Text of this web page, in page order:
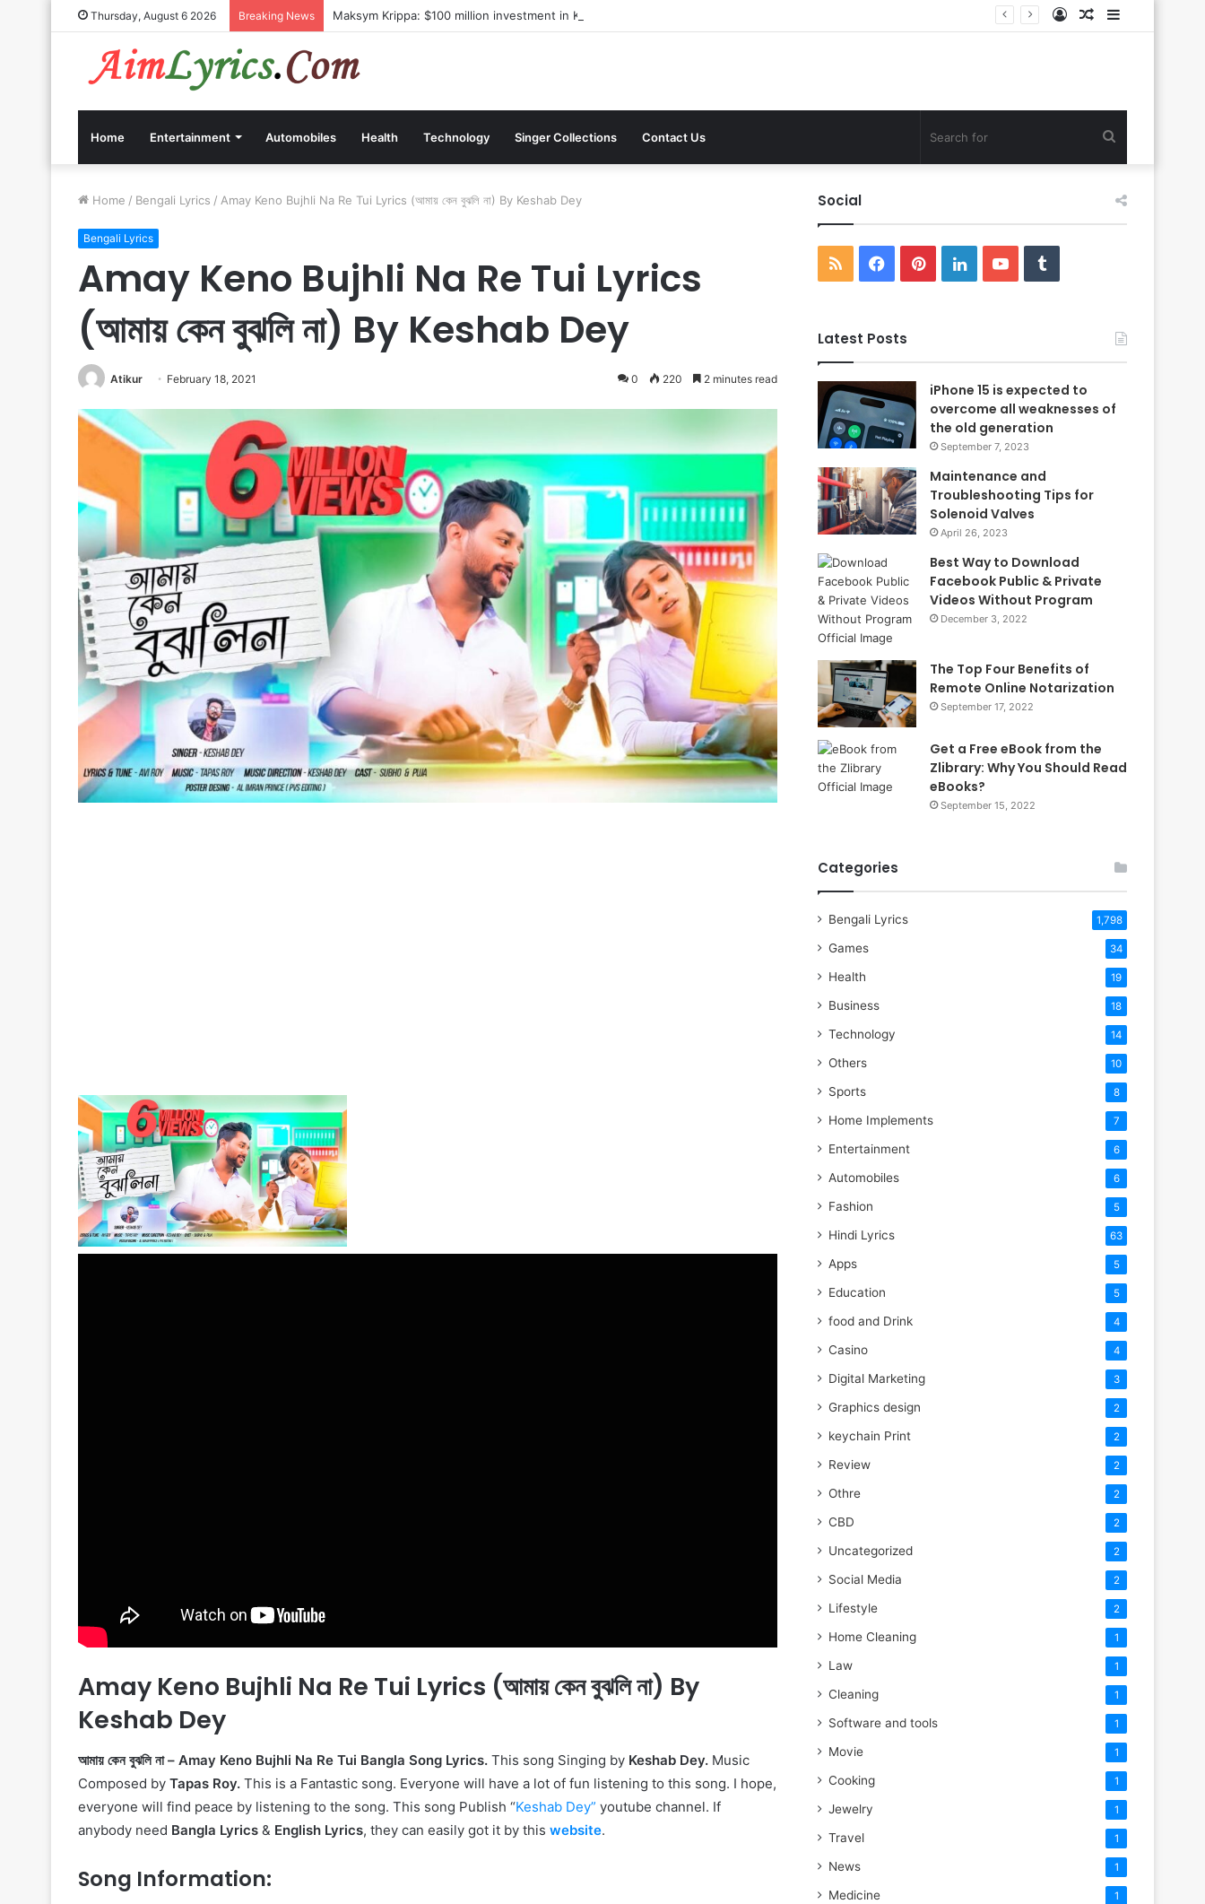
Thursday, August 6 2026 Breaking News Maksym Krippa: $100 million investment in Kyiv’s landmark properties Sidebar
Random
Log
Home Entertainment Automobiles Health Technology Singer Collections Contact Us
Home / Bengali Lyrics / Amay Keno Bujhli Na Re Tui Lyrics (আমায় কেন বুঝলি না) By Keshab Dey
Bengali Lyrics
Amay Keno Bujhli Na Re Tui Lyrics
(আমায় কেন বুঝলি না) By Keshab Dey
Atikur February 18, 2021 0 220 2 minutes read
Amay Keno Bujhli Na Re Tui Lyrics (আমায় কেন বুঝলি না) By
Keshab Dey
আমায় কেন বুঝলি না – Amay Keno Bujhli Na Re Tui Bangla Song Lyrics. This song Singing by Keshab Dey. Music
Composed by Tapas Roy. This is a Fantastic song. Everyone will have a lot of fun listening to this song. I hope,
everyone will find peace by listening to the song. This song Publish “Keshab Dey” youtube channel. If
anybody need Bangla Lyrics & English Lyrics, they can easily got it by this website.
Song Information:
Social
RSS Facebook
PinterestLinkedInYouTubeTumblr
Latest Posts
iPhone 15 is expected to
overcome all weaknesses of
the old generation
September 7, 2023
Maintenance and
Troubleshooting Tips for
Solenoid Valves
April 26, 2023
Best Way to Download
Facebook Public & Private
Videos Without Program
December 3, 2022
The Top Four Benefits of
Remote Online Notarization
September 17, 2022
Get a Free eBook from the
Zlibrary: Why You Should Read
eBooks?
September 15, 2022
Categories
Bengali Lyrics 1,798
Games 34
Health 19
Business 18
Technology 14
Others 10
Sports 8
Home Implements 7
Entertainment 6
Automobiles 6
Fashion 5
Hindi Lyrics 63
Apps 5
Education 5
food and Drink 4
Casino 4
Digital Marketing 3
Graphics design 2
keychain Print 2
Review 2
Othre 2
CBD 2
Uncategorized 2
Social Media 2
Lifestyle 2
Home Cleaning 1
Law 1
Cleaning 1
Software and tools 1
Movie 1
Cooking 1
Jewelry 1
Travel 1
News 1
Medicine 1